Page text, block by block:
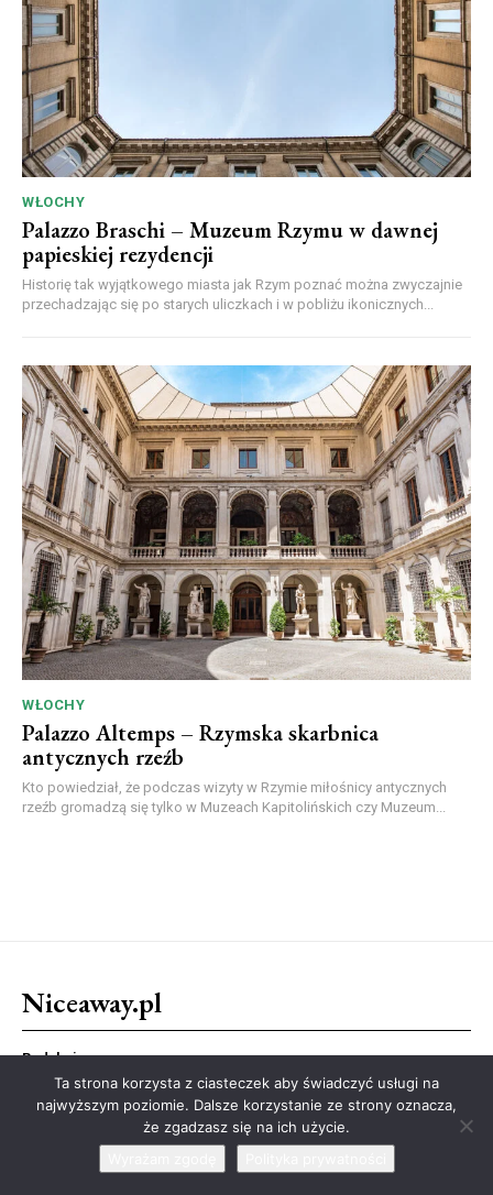
WŁOCHY
Palazzo Braschi – Muzeum Rzymu w dawnej
papieskiej rezydencji
Historię tak wyjątkowego miasta jak Rzym poznać można zwyczajnie
przechadzając się po starych uliczkach i w pobliżu ikonicznych...
WŁOCHY
Palazzo Altemps – Rzymska skarbnica
antycznych rzeźb
Kto powiedział, że podczas wizyty w Rzymie miłośnicy antycznych
rzeźb gromadzą się tylko w Muzeach Kapitolińskich czy Muzeum...
Niceaway.pl
Redakcja
Współpraca
Ta strona korzysta z ciasteczek aby świadczyć usługi na
najwyższym poziomie. Dalsze korzystanie ze strony oznacza,
że zgadzasz się na ich użycie.